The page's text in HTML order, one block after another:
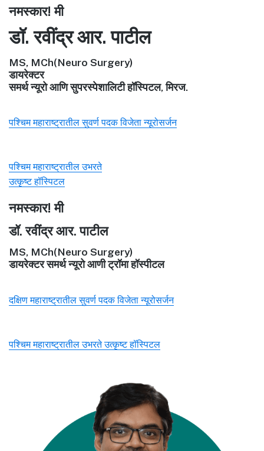
नमस्कार! मी
डॉ. रवींद्र आर. पाटील
MS, MCh(Neuro Surgery)
डायरेक्टर
समर्थ न्यूरो आणि सुपरस्पेशालिटी हॉस्पिटल, मिरज.
पश्चिम महाराष्ट्रातील सुवर्ण पदक विजेता न्यूरोसर्जन
पश्चिम महाराष्ट्रातील उभरते
उत्कृष्ट हॉस्पिटल
नमस्कार! मी
डॉ. रवींद्र आर. पाटील
MS, MCh(Neuro Surgery)
डायरेक्टर समर्थ न्यूरो आणी ट्रॉमा हॉस्पीटल
दक्षिण महाराष्ट्रातील सुवर्ण पदक विजेता न्यूरोसर्जन
पश्चिम महाराष्ट्रातील उभरते उत्कृष्ट हॉस्पिटल